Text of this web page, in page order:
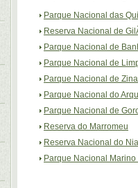
Parque Nacional das
Reserva Nacional de
Parque Nacional de
Parque Nacional de
Parque Nacional de
Parque Nacional do
Parque Nacional de
Reserva do Marromeu
Reserva Nacional do
Parque Nacional Marino